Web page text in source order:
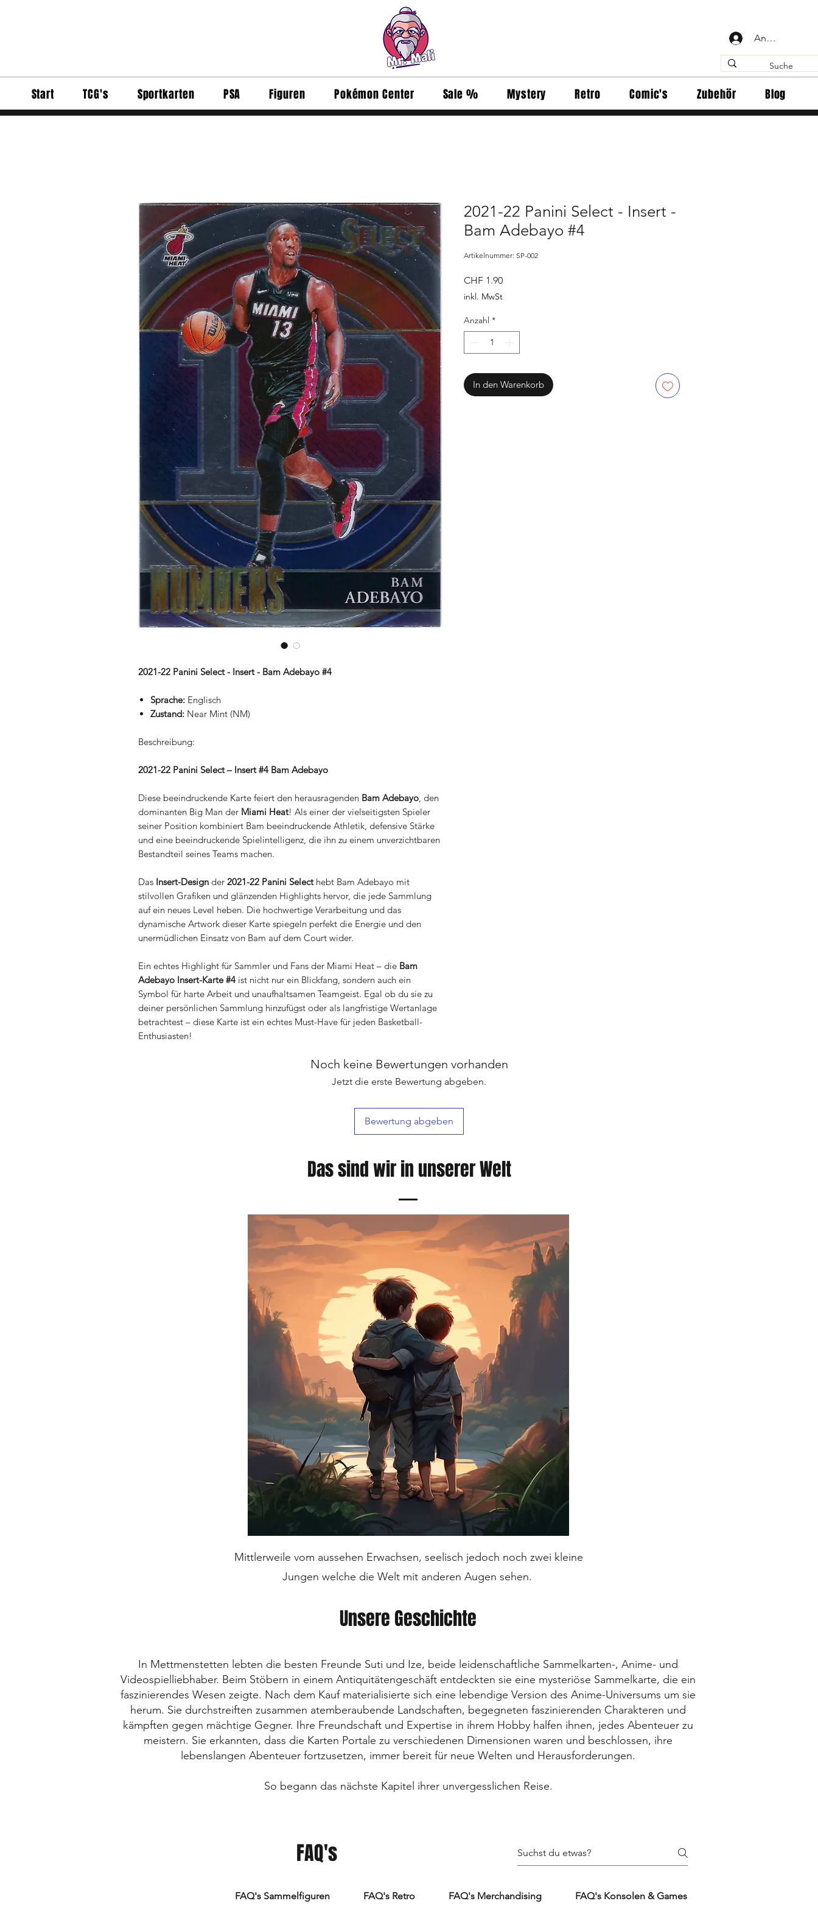
Anmelden
Start TCG's Sportkarten PSA Figuren Pokémon Center Sale % Mystery Retro Comic's Zubehör Blog
2021-22 Panini Select - Insert - Bam Adebayo #4
Sprache: Englisch
Zustand: Near Mint (NM)
Beschreibung:
2021-22 Panini Select – Insert #4 Bam Adebayo
Diese beeindruckende Karte feiert den herausragenden Bam Adebayo, den
dominanten Big Man der Miami Heat! Als einer der vielseitigsten Spieler
seiner Position kombiniert Bam beeindruckende Athletik, defensive Stärke
und eine beeindruckende Spielintelligenz, die ihn zu einem unverzichtbaren
Bestandteil seines Teams machen.
Das Insert-Design der 2021-22 Panini Selecthebt Bam Adebayo mit
stilvollen Grafiken und glänzenden Highlights hervor, die jede Sammlung
auf ein neues Level heben. Die hochwertige Verarbeitung und das
dynamische Artwork dieser Karte spiegeln perfekt die Energie und den
unermüdlichen Einsatz von Bam auf dem Court wider.
Ein echtes Highlight für Sammler und Fans der Miami Heat – die Bam
Adebayo Insert-Karte #4 ist nicht nur ein Blickfang, sondern auch ein
Symbol für harte Arbeit und unaufhaltsamen Teamgeist. Egal ob du sie zu
deiner persönlichen Sammlung hinzufügst oder als langfristige Wertanlage
betrachtest – diese Karte ist ein echtes Must-Have für jeden Basketball-
Enthusiasten!
2021-22 Panini Select - Insert -
Bam Adebayo #4
Artikelnummer: SP-002
CHF 1.90Preis
inkl. MwSt
Anzahl *
In den Warenkorb
Noch keine Bewertungen vorhanden
Jetzt die erste Bewertung abgeben.
Bewertung abgeben
Das sind wir in unserer Welt
Mittlerweile vom aussehen Erwachsen, seelisch jedoch noch zwei kleine
Jungen welche die Welt mit anderen Augen sehen.
Unsere Geschichte
In Mettmenstetten lebten die besten Freunde Suti und Ize, beide leidenschaftliche Sammelkarten-, Anime- und
Videospielliebhaber. Beim Stöbern in einem Antiquitätengeschäft entdeckten sie eine mysteriöse Sammelkarte, die ein
faszinierendes Wesen zeigte. Nach dem Kauf materialisierte sich eine lebendige Version des Anime-Universums um sie
herum. Sie durchstreiften zusammen atemberaubende Landschaften, begegneten faszinierenden Charakteren und
kämpften gegen mächtige Gegner. Ihre Freundschaft und Expertise in ihrem Hobby halfen ihnen, jedes Abenteuer zu
meistern. Sie erkannten, dass die Karten Portale zu verschiedenen Dimensionen waren und beschlossen, ihre
lebenslangen Abenteuer fortzusetzen, immer bereit für neue Welten und Herausforderungen.
So begann das nächste Kapitel ihrer unvergesslichen Reise.
FAQ's
FAQ's Sammelfiguren FAQ's Retro FAQ's Merchandising FAQ's Konsolen & Games